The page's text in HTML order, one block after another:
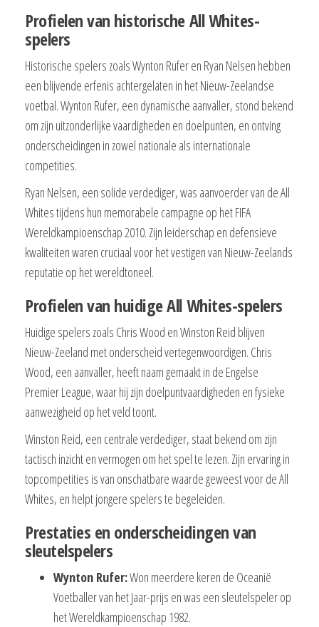
Profielen van historische All Whites-
spelers
Historische spelers zoals Wynton Rufer en Ryan Nelsen hebben
een blijvende erfenis achtergelaten in het Nieuw-Zeelandse
voetbal. Wynton Rufer, een dynamische aanvaller, stond bekend
om zijn uitzonderlijke vaardigheden en doelpunten, en ontving
onderscheidingen in zowel nationale als internationale
competities.
Ryan Nelsen, een solide verdediger, was aanvoerder van de All
Whites tijdens hun memorabele campagne op het FIFA
Wereldkampioenschap 2010. Zijn leiderschap en defensieve
kwaliteiten waren cruciaal voor het vestigen van Nieuw-Zeelands
reputatie op het wereldtoneel.
Profielen van huidige All Whites-spelers
Huidige spelers zoals Chris Wood en Winston Reid blijven
Nieuw-Zeeland met onderscheid vertegenwoordigen. Chris
Wood, een aanvaller, heeft naam gemaakt in de Engelse
Premier League, waar hij zijn doelpuntvaardigheden en fysieke
aanwezigheid op het veld toont.
Winston Reid, een centrale verdediger, staat bekend om zijn
tactisch inzicht en vermogen om het spel te lezen. Zijn ervaring in
topcompetities is van onschatbare waarde geweest voor de All
Whites, en helpt jongere spelers te begeleiden.
Prestaties en onderscheidingen van
sleutelspelers
Wynton Rufer:Won meerdere keren de Oceanië
Voetballer van het Jaar-prijs en was een sleutelspeler op
het Wereldkampioenschap 1982.